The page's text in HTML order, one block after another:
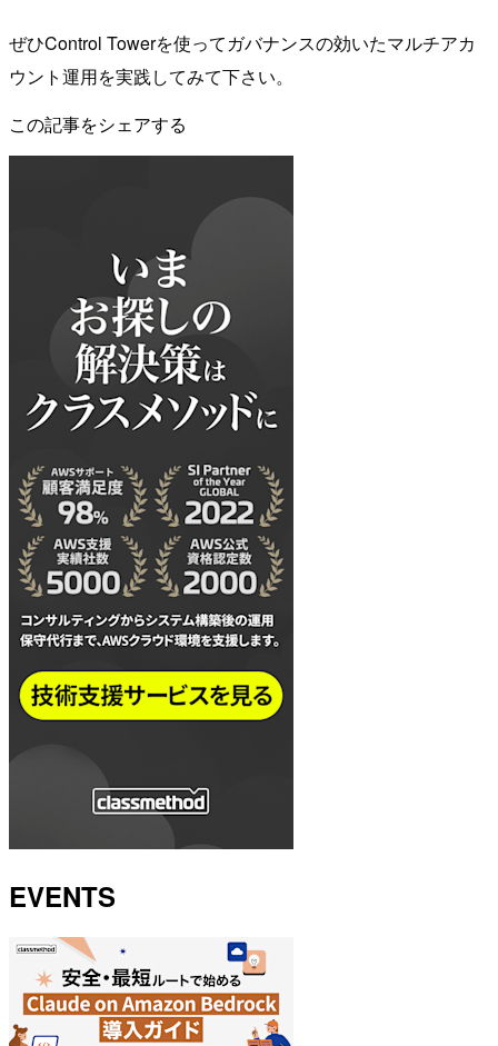
ぜひControl Towerを使ってガバナンスの効いたマルチアカ
ウント運用を実践してみて下さい。
この記事をシェアする
EVENTS